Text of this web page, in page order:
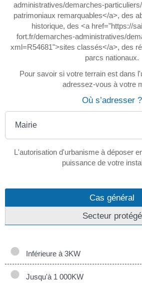
administratives/demarches-
patrimoniaux remarquables</a>, des
historique, des <a href="https://
fort.fr/demarches-administratives/
xml=R54681">sites classés</a>, des
parcs nationaux.
Pour savoir si votre terrain est dans
adressez-vous à votre
Où s’adresser ?
Mairie
L'autorisation d'urbanisme à déposer
puissance de votre
Cas général
Secteur protégé
Inférieure à 3KW
Jusqu'à 1 000KW